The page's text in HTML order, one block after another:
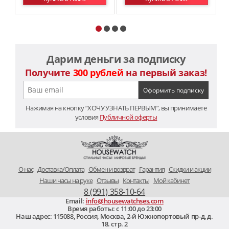
Дарим деньги за подписку
Получите 300 рублей на первый заказ!
Нажимая на кнопку “ХОЧУ УЗНАТЬ ПЕРВЫМ”, вы принимаете
условия Публичной оферты
O нас Доставка/Оплата Обмен и возврат Гарантия Скидки и акции
Наши часы на руке Отзывы Контакты Мой кабинет
8 (991) 358-10-64
Email: info@housewatchses.com
Время работы: c 11:00 до 23:00
Наш адрес: 115088, Россия, Москва 2-й Южнопортовый пр-д, д.
18. стр. 2